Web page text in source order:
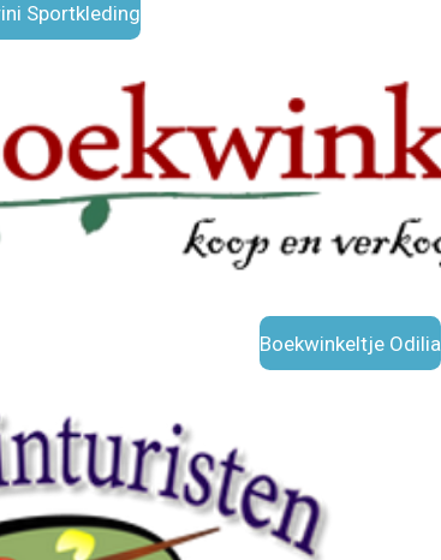
Sportkleding
Boekwinkeltje Odilia